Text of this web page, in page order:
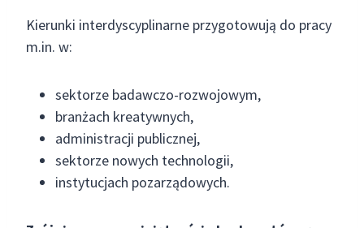
Kierunki interdyscyplinarne przygotowują do pracy
m.in. w:
sektorze badawczo-rozwojowym,
branżach kreatywnych,
administracji publicznej,
sektorze nowych technologii,
instytucjach pozarządowych.